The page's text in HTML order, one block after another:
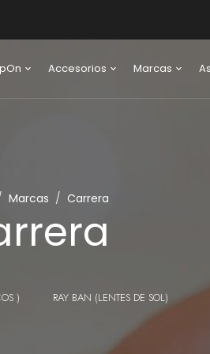
Accesorios Marcas
Marcas Carrera
) RAY BAN (LENTES DE SOL)